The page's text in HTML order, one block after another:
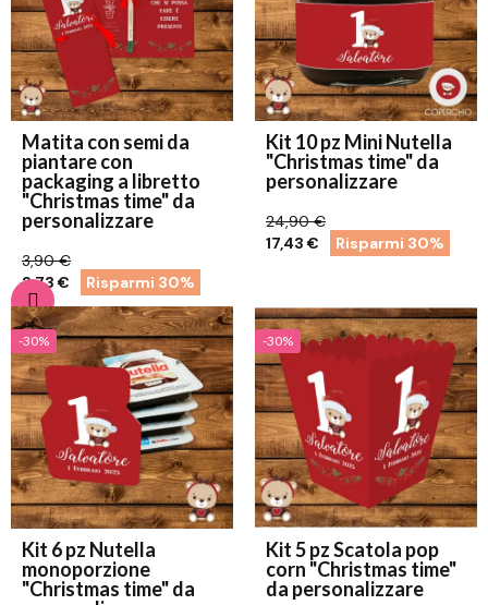
Matita con semi da
piantare con
packaging a libretto
"Christmas time" da
personalizzare
3,90 €
2,73 €
Risparmi 30%
Kit 10 pz Mini Nutella
"Christmas time" da
personalizzare
24,90 €
17,43 €
Risparmi 30%
-30%
Kit 6 pz Nutella
monoporzione
"Christmas time" da
-30%
Kit 5 pz Scatola pop
corn "Christmas time"
da personalizzare